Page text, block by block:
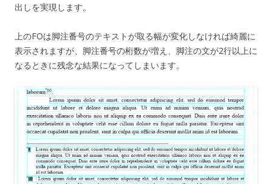
出しを実現します。
上のFOは脚注番号のテキストが取る幅が変化しなければ綺麗に
表示されますが、脚注番号の桁数が増え、脚注の文が2行以上に
なるときに残念な結果になってしまいます。